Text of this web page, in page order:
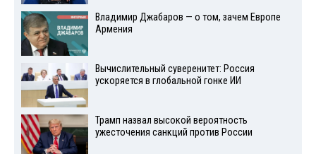
Владимир Джабаров — о том, зачем Европе
Армения
Вычислительный суверенитет: Россия
ускоряется в глобальной гонке ИИ
Трамп назвал высокой вероятность
ужесточения санкций против России